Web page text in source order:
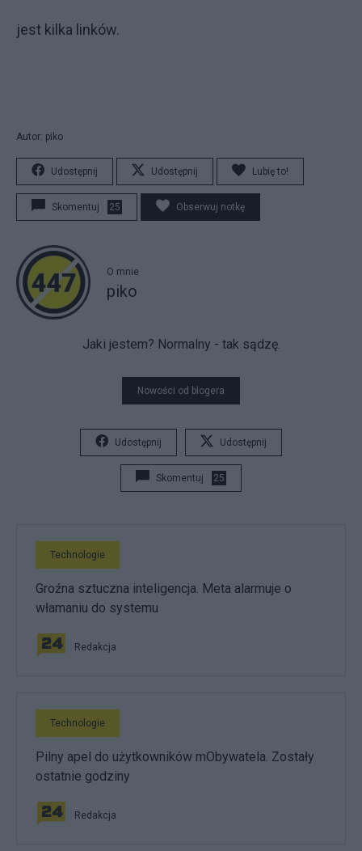
jest kilka linków.
Autor: piko
Udostępnij Udostępnij Lubię to!
Skomentuj 25 Obserwuj notkę
O mnie
piko
Jaki jestem? Normalny - tak sądzę.
Nowości od blogera
Udostępnij Udostępnij
Skomentuj 25
Technologie
Groźna sztuczna inteligencja. Meta alarmuje o
włamaniu do systemu
Redakcja
Technologie
Pilny apel do użytkowników mObywatela. Zostały
ostatnie godziny
Redakcja